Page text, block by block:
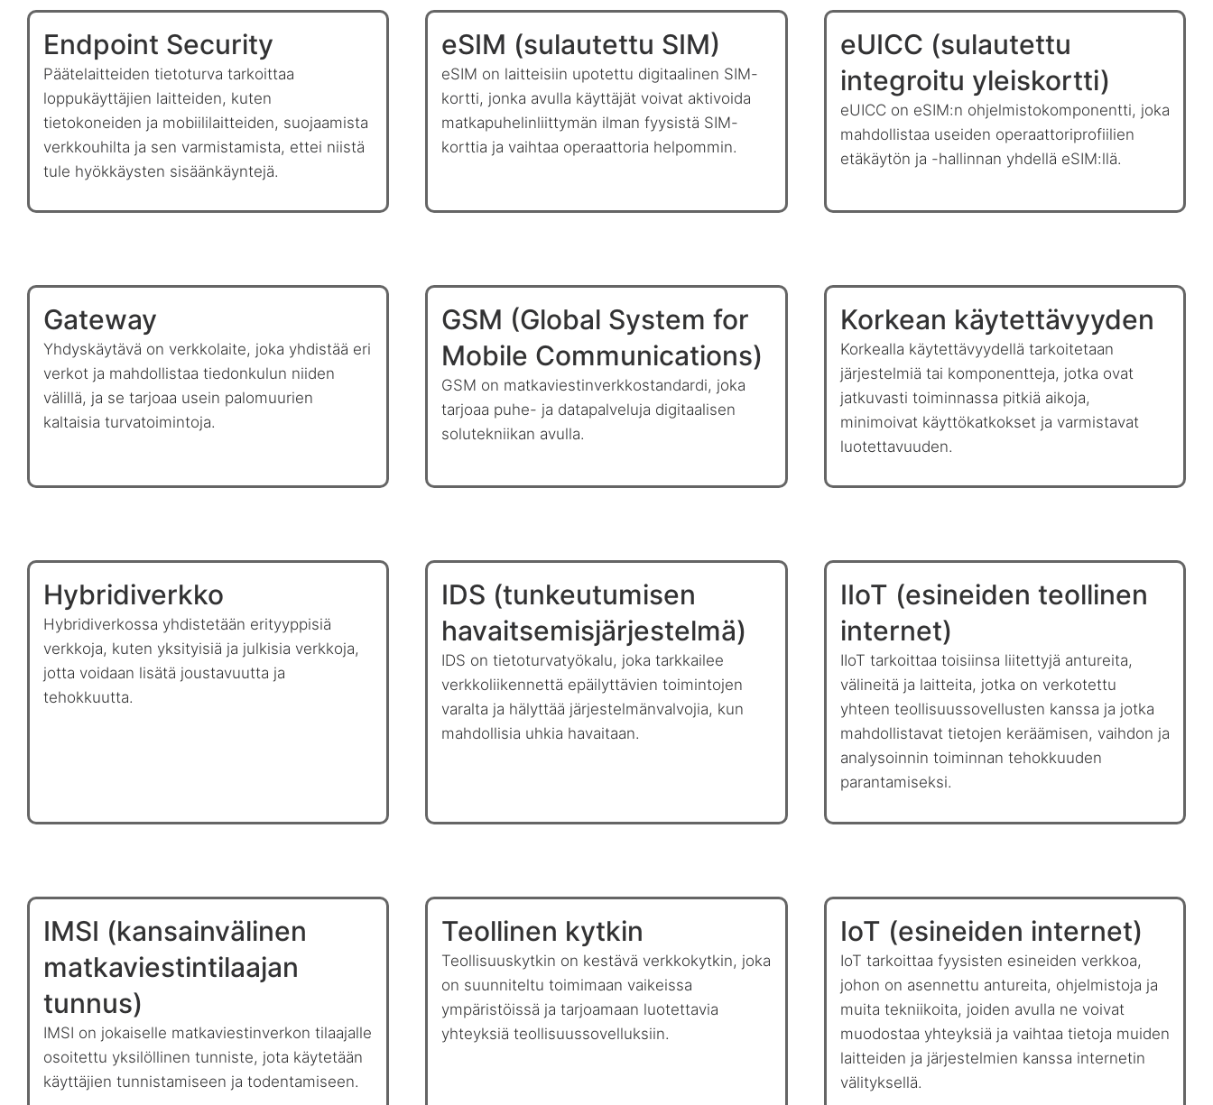
Endpoint Security
Päätelaitteiden tietoturva tarkoittaa
loppukäyttäjien laitteiden, kuten
tietokoneiden ja mobiililaitteiden, suojaamista
verkkouhilta ja sen varmistamista, ettei niistä
tule hyökkäysten sisäänkäyntejä.
eSIM (sulautettu SIM)
eSIM on laitteisiin upotettu digitaalinen SIM-
kortti, jonka avulla käyttäjät voivat aktivoida
matkapuhelinliittymän ilman fyysistä SIM-
korttia ja vaihtaa operaattoria helpommin.
eUICC (sulautettu
integroitu yleiskortti)
eUICC on eSIM:n ohjelmistokomponentti, joka
mahdollistaa useiden operaattoriprofiilien
etäkäytön ja -hallinnan yhdellä eSIM:llä.
Gateway
Yhdyskäytävä on verkkolaite, joka yhdistää eri
verkot ja mahdollistaa tiedonkulun niiden
välillä, ja se tarjoaa usein palomuurien
kaltaisia turvatoimintoja.
GSM (Global System for
Mobile Communications)
GSM on matkaviestinverkkostandardi, joka
tarjoaa puhe- ja datapalveluja digitaalisen
solutekniikan avulla.
Korkean käytettävyyden
Korkealla käytettävyydellä tarkoitetaan
järjestelmiä tai komponentteja, jotka ovat
jatkuvasti toiminnassa pitkiä aikoja,
minimoivat käyttökatkokset ja varmistavat
luotettavuuden.
Hybridiverkko
Hybridiverkossa yhdistetään erityyppisiä
verkkoja, kuten yksityisiä ja julkisia verkkoja,
jotta voidaan lisätä joustavuutta ja
tehokkuutta.
IDS (tunkeutumisen
havaitsemisjärjestelmä)
IDS on tietoturvatyökalu, joka tarkkailee
verkkoliikennettä epäilyttävien toimintojen
varalta ja hälyttää järjestelmänvalvojia, kun
mahdollisia uhkia havaitaan.
IIoT (esineiden teollinen
internet)
IIoT tarkoittaa toisiinsa liitettyjä antureita,
välineitä ja laitteita, jotka on verkotettu
yhteen teollisuussovellusten kanssa ja jotka
mahdollistavat tietojen keräämisen, vaihdon ja
analysoinnin toiminnan tehokkuuden
parantamiseksi.
IMSI (kansainvälinen
matkaviestintilaajan
tunnus)
IMSI on jokaiselle matkaviestinverkon tilaajalle
osoitettu yksilöllinen tunniste, jota käytetään
käyttäjien tunnistamiseen ja todentamiseen.
Teollinen kytkin
Teollisuuskytkin on kestävä verkkokytkin, joka
on suunniteltu toimimaan vaikeissa
ympäristöissä ja tarjoamaan luotettavia
yhteyksiä teollisuussovelluksiin.
IoT (esineiden internet)
IoT tarkoittaa fyysisten esineiden verkkoa,
johon on asennettu antureita, ohjelmistoja ja
muita tekniikoita, joiden avulla ne voivat
muodostaa yhteyksiä ja vaihtaa tietoja muiden
laitteiden ja järjestelmien kanssa internetin
välityksellä.